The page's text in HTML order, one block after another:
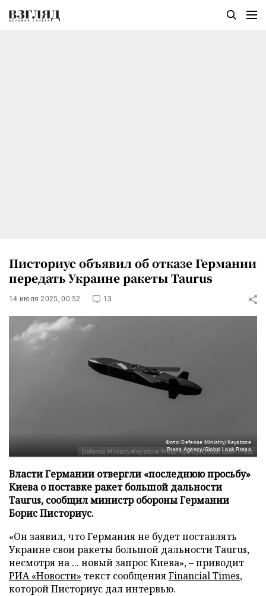
Писториус объявил об отказе Германии
передать Украине ракеты Taurus
14 июля 2025, 00:52 13
Фото: Defense Ministry/Keystone
Press Agency/Global Look Press
Власти Германии отвергли «последнюю просьбу»
Киева о поставке ракет большой дальности
Taurus, сообщил министр обороны Германии
Борис Писториус.
«Он заявил, что Германия не будет поставлять
Украине свои ракеты большой дальности Taurus,
несмотря на ... новый запрос Киева», – приводит
РИА «Новости» текст сообщенияFinancial Times,
которой Писториус дал интервью.